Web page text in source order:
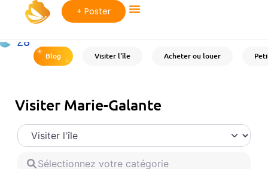
+ Poster
28
Blog Visiter l'île Acheter ou louer
Visiter Marie-Galante
Select search type
Sélectionnez votre catégorie